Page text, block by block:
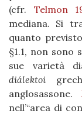
(cfr. Telmon
mediana. Si
quanto
§1.1, non sono
sue varietà
diálektoi
anglosassone.
nell’“area di